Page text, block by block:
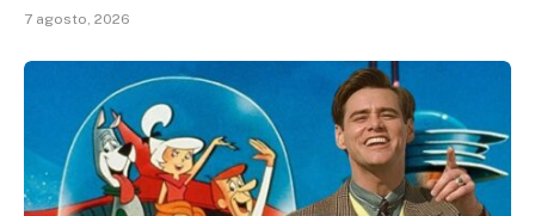
7 agosto, 2026